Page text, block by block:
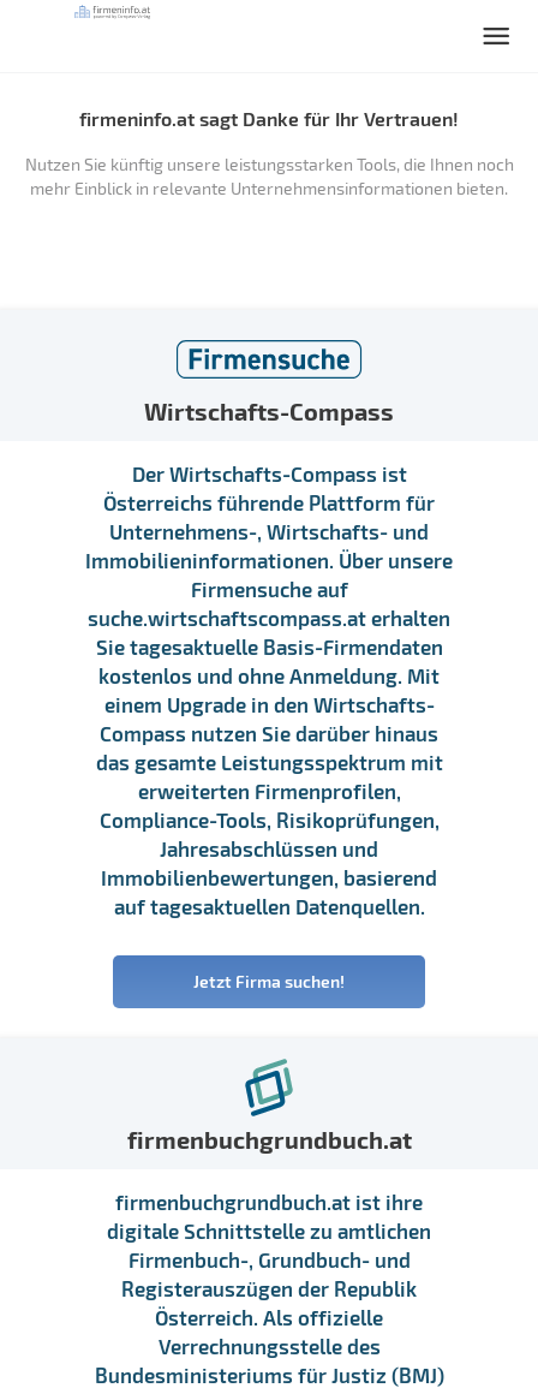
firmeninfo.at sagt Danke für Ihr Vertrauen!
Nutzen Sie künftig unsere leistungsstarken Tools, die Ihnen noch
mehr Einblick in relevante Unternehmensinformationen bieten.
Wirtschafts-Compass
Der Wirtschafts-Compass ist
Österreichs führende Plattform für
Unternehmens-, Wirtschafts- und
Immobilieninformationen. Über unsere
Firmensuche auf
suche.wirtschaftscompass.at erhalten
Sie tagesaktuelle Basis-Firmendaten
kostenlos und ohne Anmeldung. Mit
einem Upgrade in den Wirtschafts-
Compass nutzen Sie darüber hinaus
das gesamte Leistungsspektrum mit
erweiterten Firmenprofilen,
Compliance-Tools, Risikoprüfungen,
Jahresabschlüssen und
Immobilienbewertungen, basierend
auf tagesaktuellen Datenquellen.
Jetzt Firma suchen!
firmenbuchgrundbuch.at
firmenbuchgrundbuch.at ist ihre
digitale Schnittstelle zu amtlichen
Firmenbuch-, Grundbuch- und
Registerauszügen der Republik
Österreich. Als offizielle
Verrechnungsstelle des
Bundesministeriums für Justiz (BMJ)